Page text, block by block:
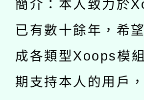
心」，鼓勵
案。
招)
本館辦理115
暨閱讀推動
科技賦能─人
礎課程
A3數位素養
簡介：本人致力於
已有數十餘年，希
成各類型Xoops模
期支持本人的用戶